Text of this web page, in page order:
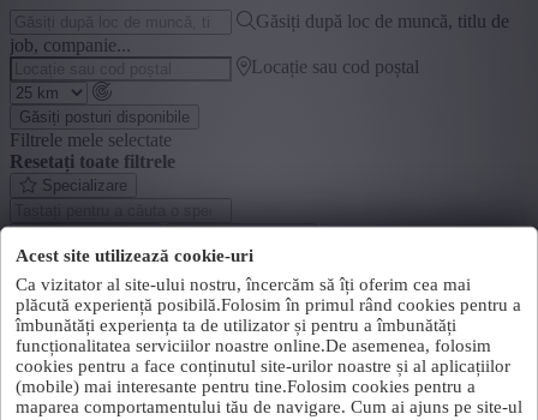
Acest site utilizează cookie-uri
Ca vizitator al site-ului nostru, încercăm să îți oferim cea mai
plăcută experiență posibilă.Folosim în primul rând cookies pentru a
îmbunătăți experiența ta de utilizator și pentru a îmbunătăți
funcționalitatea serviciilor noastre online.De asemenea, folosim
cookies pentru a face conținutul site-urilor noastre și al aplicațiilor
(mobile) mai interesante pentru tine.Folosim cookies pentru a
maparea comportamentului tău de navigare. Cum ai ajuns pe site-ul
Găsiți după loc de muncă, titlu de
job, companie...
Locație sau cod poștal
Găsiți posturi disponibile
Filtrele mele selectate
Resetați toate filtrele
Specializare
Segment
+ Afișați mai mult
- Afișați mai puțin
Județ
+ Afișați mai mult
- Afișați mai puțin
Sector